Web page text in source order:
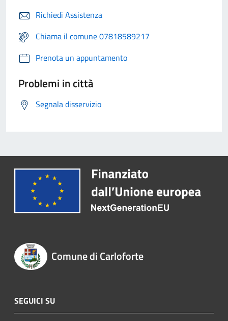
Richiedi Assistenza
Chiama il comune 07818589217
Prenota un appuntamento
Problemi in città
Segnala disservizio
Comune di Carloforte
SEGUICI SU